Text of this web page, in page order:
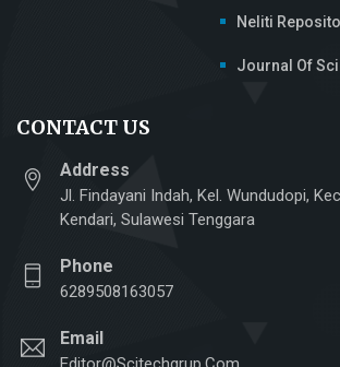
Neliti
Journal Of
CONTACT US
Address
Jl. Findayani Indah, Kel. Wundudopi,
Kendari, Sulawesi Tenggara
Phone
6289508163057
Email